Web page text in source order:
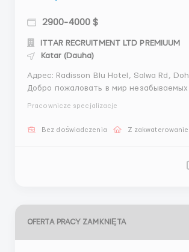
2900-4000 $
ITTAR RECRUITMENT LTD PREMIUUM
Katar (Dauha)
Адрес: Radisson Blu Hotel, Salwa Rd,
Добро пожаловать в мир
и возвышенного сервиса! Radisson Blu
современные удобства. Мы рады
Pracownicze specjalizacje
Bez doświadczenia Z
OFERTA PRACY ZAMKNIĘTA